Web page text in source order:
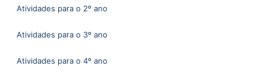
Atividades para o 2º ano
Atividades para o 3º ano
Atividades para o 4º ano